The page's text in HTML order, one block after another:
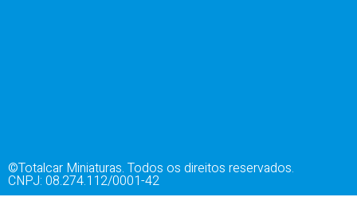
©Totalcar Miniaturas. Todos os direitos reservados.
CNPJ: 08.274.112/0001-42